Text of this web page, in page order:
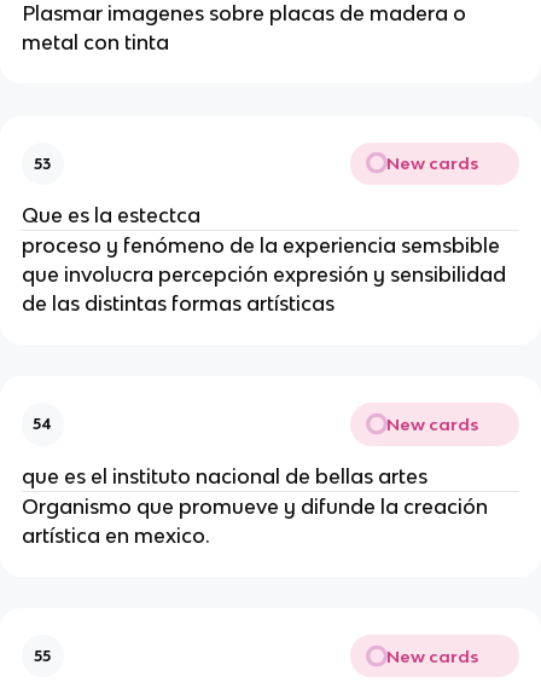
Plasmar imagenes sobre placas de madera o
metal con tinta
53 New cards
Que es la estectca
proceso y fenómeno de la experiencia semsbible
que involucra percepción expresión y sensibilidad
de las distintas formas artísticas
54 New cards
que es el instituto nacional de bellas artes
Organismo que promueve y difunde la creación
artística en mexico.
55 New cards